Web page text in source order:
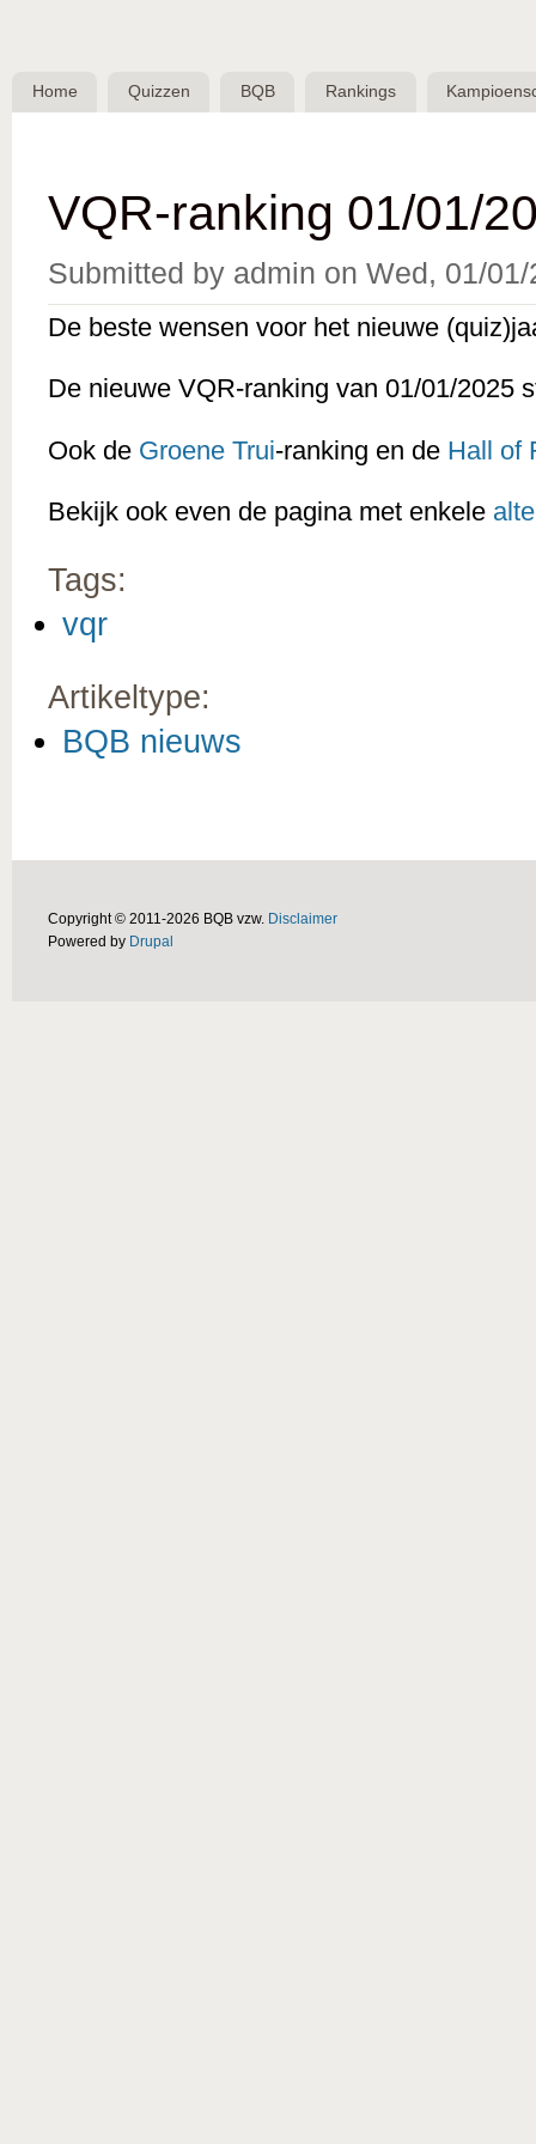
Belgische
QuizBond
Home Quizzen BQB Rankings
VQR-ranking 01/01/
Submitted by admin on Wed, 01/
De beste wensen voor het nieuwe
De nieuwe VQR-ranking van 01/01/2025
Ook de Groene Trui-ranking en de Hall of
Bekijk ook even de pagina met enkele
Tags:
vqr
Artikeltype:
BQB nieuws
Copyright © 2011-2026 BQB vzw. Disclaimer
Powered by Drupal